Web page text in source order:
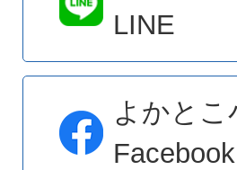
2026年08月03日
About pet
2026年08月03日
LINE
よかとこ
Facebook